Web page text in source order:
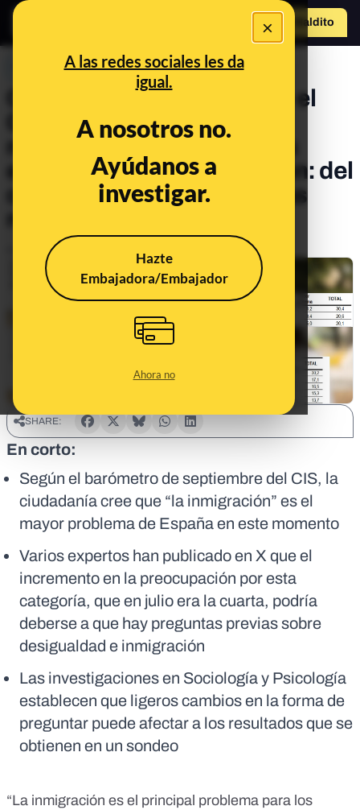
×
A las redes sociales les da
igual.
A nosotros no.
Ayúdanos a
investigar.
Hazte
Embajadora/Embajador
Ahora no
Hazte Maldito
PREBUNKING
Qué tener en cuenta sobre el
CIS cuando leemos que la
mayor preocupación de los
españoles es la inmigración: del
orden de las preguntas a las
Publicado el
SHARE:
En corto:
Según el barómetro de septiembre del CIS, la
ciudadanía cree que “la inmigración” es el
mayor problema de España en este momento
Varios expertos han publicado en X que el
incremento en la preocupación por esta
categoría, que en julio era la cuarta, podría
deberse a que hay preguntas previas sobre
desigualdad e inmigración
Las investigaciones en Sociología y Psicología
establecen que ligeros cambios en la forma de
preguntar puede afectar a los resultados que se
obtienen en un sondeo
“La inmigración es el principal problema para los